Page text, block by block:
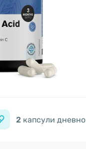
2 капсули дневно